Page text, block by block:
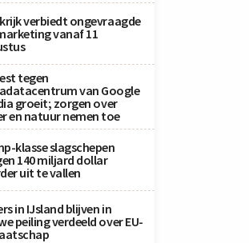
verbiedt ongevraagde
vanaf 11
tegen
van Google
groeit; zorgen over
en natuur nemen toe
klasse slagschepen
140 miljard dollar
uit te vallen
in IJsland blijven in
peiling verdeeld over EU-